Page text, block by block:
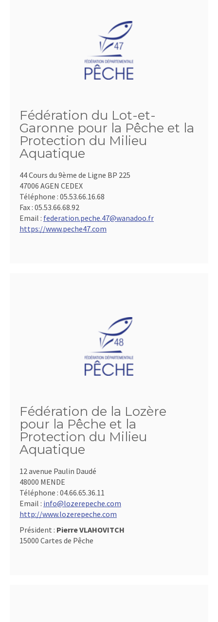
Fédération du Lot-et-
Garonne pour la Pêche et la
Protection du Milieu
Aquatique
44 Cours du 9ème de Ligne BP 225
47006 AGEN CEDEX
Téléphone : 05.53.66.16.68
Fax : 05.53.66.68.92
Email : federation.peche.47@wanadoo.fr
https://www.peche47.com
Fédération de la Lozère
pour la Pêche et la
Protection du Milieu
Aquatique
12 avenue Paulin Daudé
48000 MENDE
Téléphone : 04.66.65.36.11
Email : info@lozerepeche.com
http://www.lozerepeche.com
Président : Pierre VLAHOVITCH
15000 Cartes de Pêche